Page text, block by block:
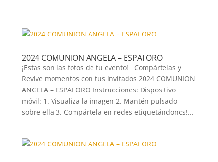
2024 COMUNION ANGELA – ESPAI ORO
¡Estas son las fotos de tu evento! Compártelas y
Revive momentos con tus invitados 2024 COMUNION
ANGELA – ESPAI ORO Instrucciones: Dispositivo
móvil: 1. Visualiza la imagen 2. Mantén pulsado
sobre ella 3. Compártela en redes etiquetándonos!...